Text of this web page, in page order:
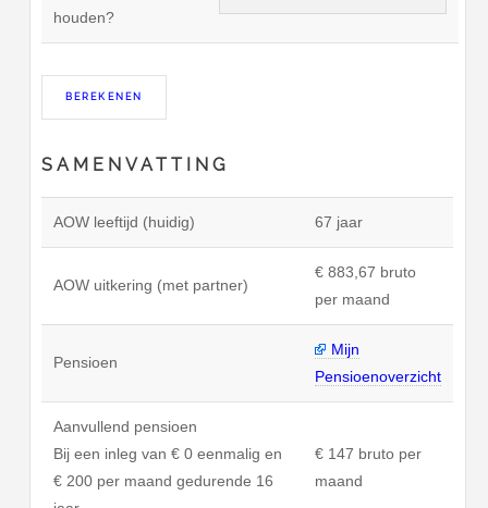
houden?
SAMENVATTING
AOW leeftijd (huidig) 67 jaar
AOW uitkering (met partner)
€ 883,67 bruto
per maand
Pensioen
Mijn
Pensioenoverzicht
Aanvullend pensioen
Bij een inleg van € 0 eenmalig en
€ 200 per maand gedurende 16
€ 147 bruto per
maand